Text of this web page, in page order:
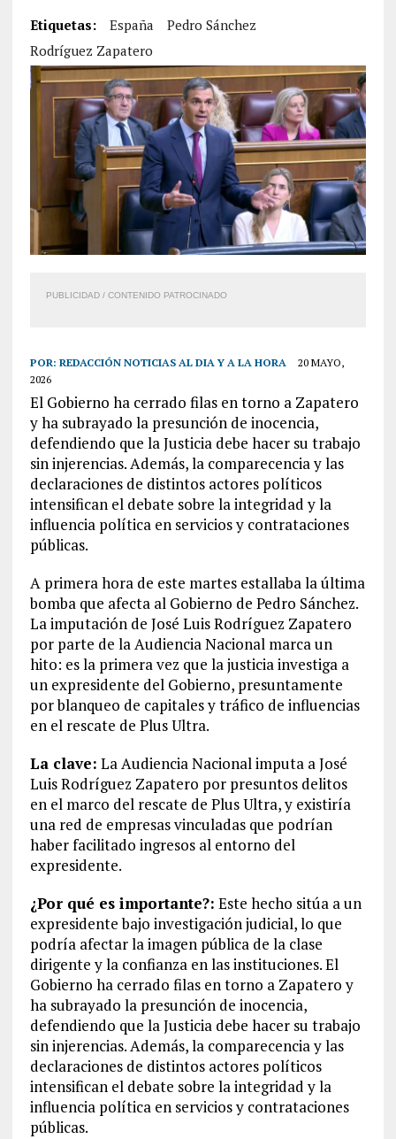
Etiquetas: España
Pedro Sánchez
Rodríguez Zapatero
PUBLICIDAD / CONTENIDO PATROCINADO
POR: REDACCIÓN NOTICIAS AL DIA Y A LA HORA
20 MAYO,
2026
El Gobierno ha cerrado filas en torno a Zapatero
y ha subrayado la presunción de inocencia,
defendiendo que la Justicia debe hacer su trabajo
sin injerencias. Además, la comparecencia y las
declaraciones de distintos actores políticos
intensifican el debate sobre la integridad y la
influencia política en servicios y contrataciones
públicas.
A primera hora de este martes estallaba la última
bomba que afecta al Gobierno de Pedro Sánchez.
La imputación de José Luis Rodríguez Zapatero
por parte de la Audiencia Nacional marca un
hito: es la primera vez que la justicia investiga a
un expresidente del Gobierno, presuntamente
por blanqueo de capitales y tráfico de influencias
en el rescate de Plus Ultra.
La clave: La Audiencia Nacional imputa a José
Luis Rodríguez Zapatero por presuntos delitos
en el marco del rescate de Plus Ultra, y existiría
una red de empresas vinculadas que podrían
haber facilitado ingresos al entorno del
expresidente.
¿Por qué es importante?: Este hecho sitúa a un
expresidente bajo investigación judicial, lo que
podría afectar la imagen pública de la clase
dirigente y la confianza en las instituciones. El
Gobierno ha cerrado filas en torno a Zapatero y
ha subrayado la presunción de inocencia,
defendiendo que la Justicia debe hacer su trabajo
sin injerencias. Además, la comparecencia y las
declaraciones de distintos actores políticos
intensifican el debate sobre la integridad y la
influencia política en servicios y contrataciones
públicas.